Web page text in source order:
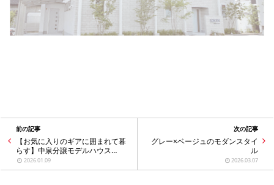
前の記事
【お気に入りのギアに囲まれて暮
らす】中泉分譲モデルハウス
OPEN！
2026.01.09
次の記事
グレー×ベージュのモダンスタイ
ル
2026.03.07